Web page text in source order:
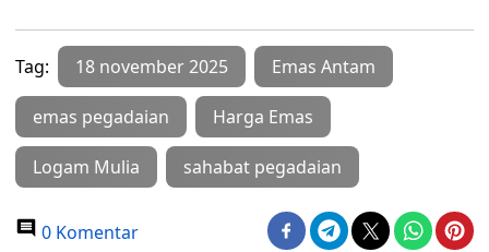
Tag: 18 november 2025 Emas Antam
emas pegadaian Harga Emas
Logam Mulia sahabat pegadaian
0 Komentar